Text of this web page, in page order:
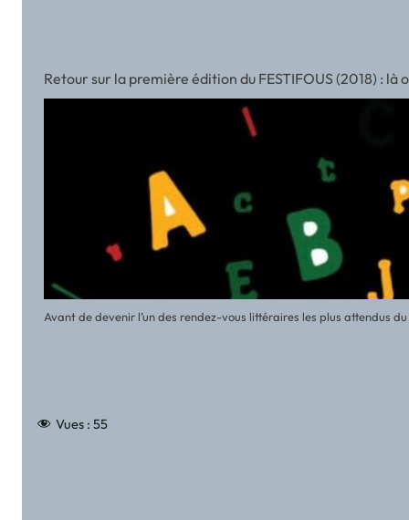
Retour sur la première édition du FESTIFOUS (2018) :
Avant de devenir l’un des rendez-vous littéraires les plus attendus
Vues : 55